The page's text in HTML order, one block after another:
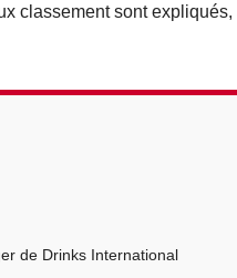
classement sont
de Drinks International